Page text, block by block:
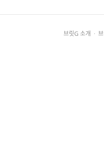
브릿G 소개 ·